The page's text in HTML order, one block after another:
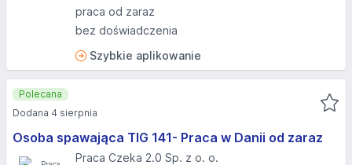
praca od zaraz
bez doświadczenia
Szybkie aplikowanie
Osoba spawająca TIG 141- Praca w Danii od zaraz
Praca Czeka 2.0 Sp. z o. o.
Polecana
Dodana 4 sierpnia